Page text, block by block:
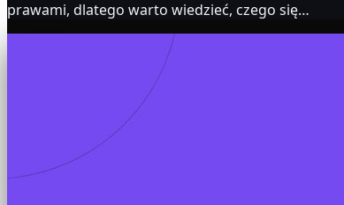
prawami, dlatego warto wiedzieć, czego się…